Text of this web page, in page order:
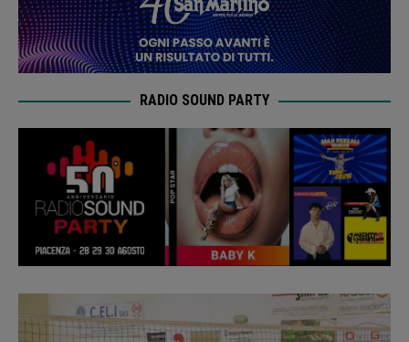
RADIO SOUND PARTY